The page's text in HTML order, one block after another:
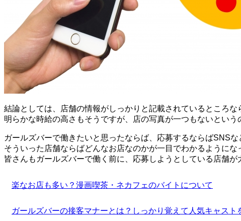
結論としては、店舗の情報がしっかりと記載されているところ
明らかな時給の高さもそうですが、店の写真が一つもないとい
ガールズバーで働きたいと思ったならば、応募するならばSNS
そういった店舗ならばどんなお店なのかが一目でわかるように
皆さんもガールズバーで働く前に、応募しようとしている店舗
投
ナ
楽なお店も多い？漫画喫茶・ネカフェのバイトについて
ガールズバーの接客マナーとは？しっかり覚えて人気キャスト